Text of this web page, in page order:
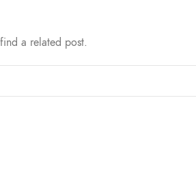
a related post.